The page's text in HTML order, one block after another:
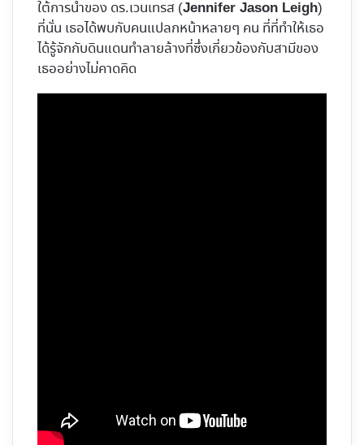
ใต้การนำของ ดร.เวนเทรส (Jennifer Jason Leigh)
ที่นั่น เธอได้พบกับคนแปลกหน้าหลายๆ คน ที่ที่ทำให้เธอ
ได้รู้จักกับดินแดนทำลายล้างที่ซึ่งเกี่ยวข้องกับสามีของ
เธออย่างไม่คาดคิด